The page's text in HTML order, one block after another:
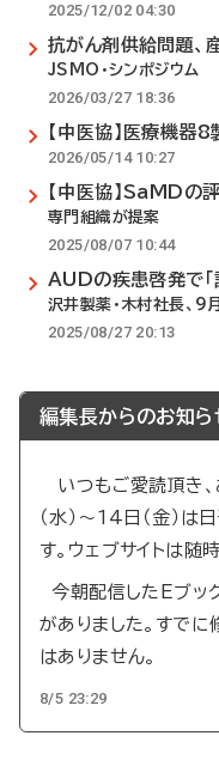
2025/12/02 04:30
抗がん剤供給問題、
JSMO・シンポジウム
2026/03/27 18:36
【中医協】医療機器
2026/05/14 10:27
【中医協】SaMDの
専門組織が提案
2025/08/07 10:44
AUDの疾患啓発で「
沢井製薬・木村社長、9
2025/08/27 20:13
編集長からのお知ら
いつもご愛読頂き、
（水）～14日（金）
す。ウェブサイトは随
今朝配信したEブッ
がありました。すで
はありません。
8/5 23:29